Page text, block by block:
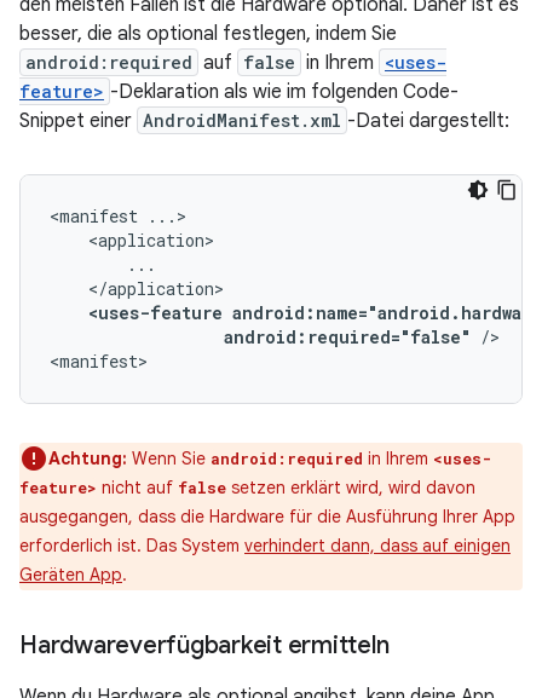
den meisten Fällen ist die Hardware optional. Daher ist es
besser, die als optional festlegen, indem Sie
android:required auf false in Ihrem <uses-
feature> -Deklaration als wie im folgenden Code-
Snippet einer AndroidManifest.xml -Datei dargestellt:
<manifest
<uses-feature
android:required="false"
/>
<manifest>
Achtung: Wenn Sie android:required in Ihrem <uses-
feature> nicht auf false setzen erklärt wird, wird davon
ausgegangen, dass die Hardware für die Ausführung Ihrer App
erforderlich ist. Das System verhindert dann, dass auf einigen
Geräten App.
Hardwareverfügbarkeit ermitteln